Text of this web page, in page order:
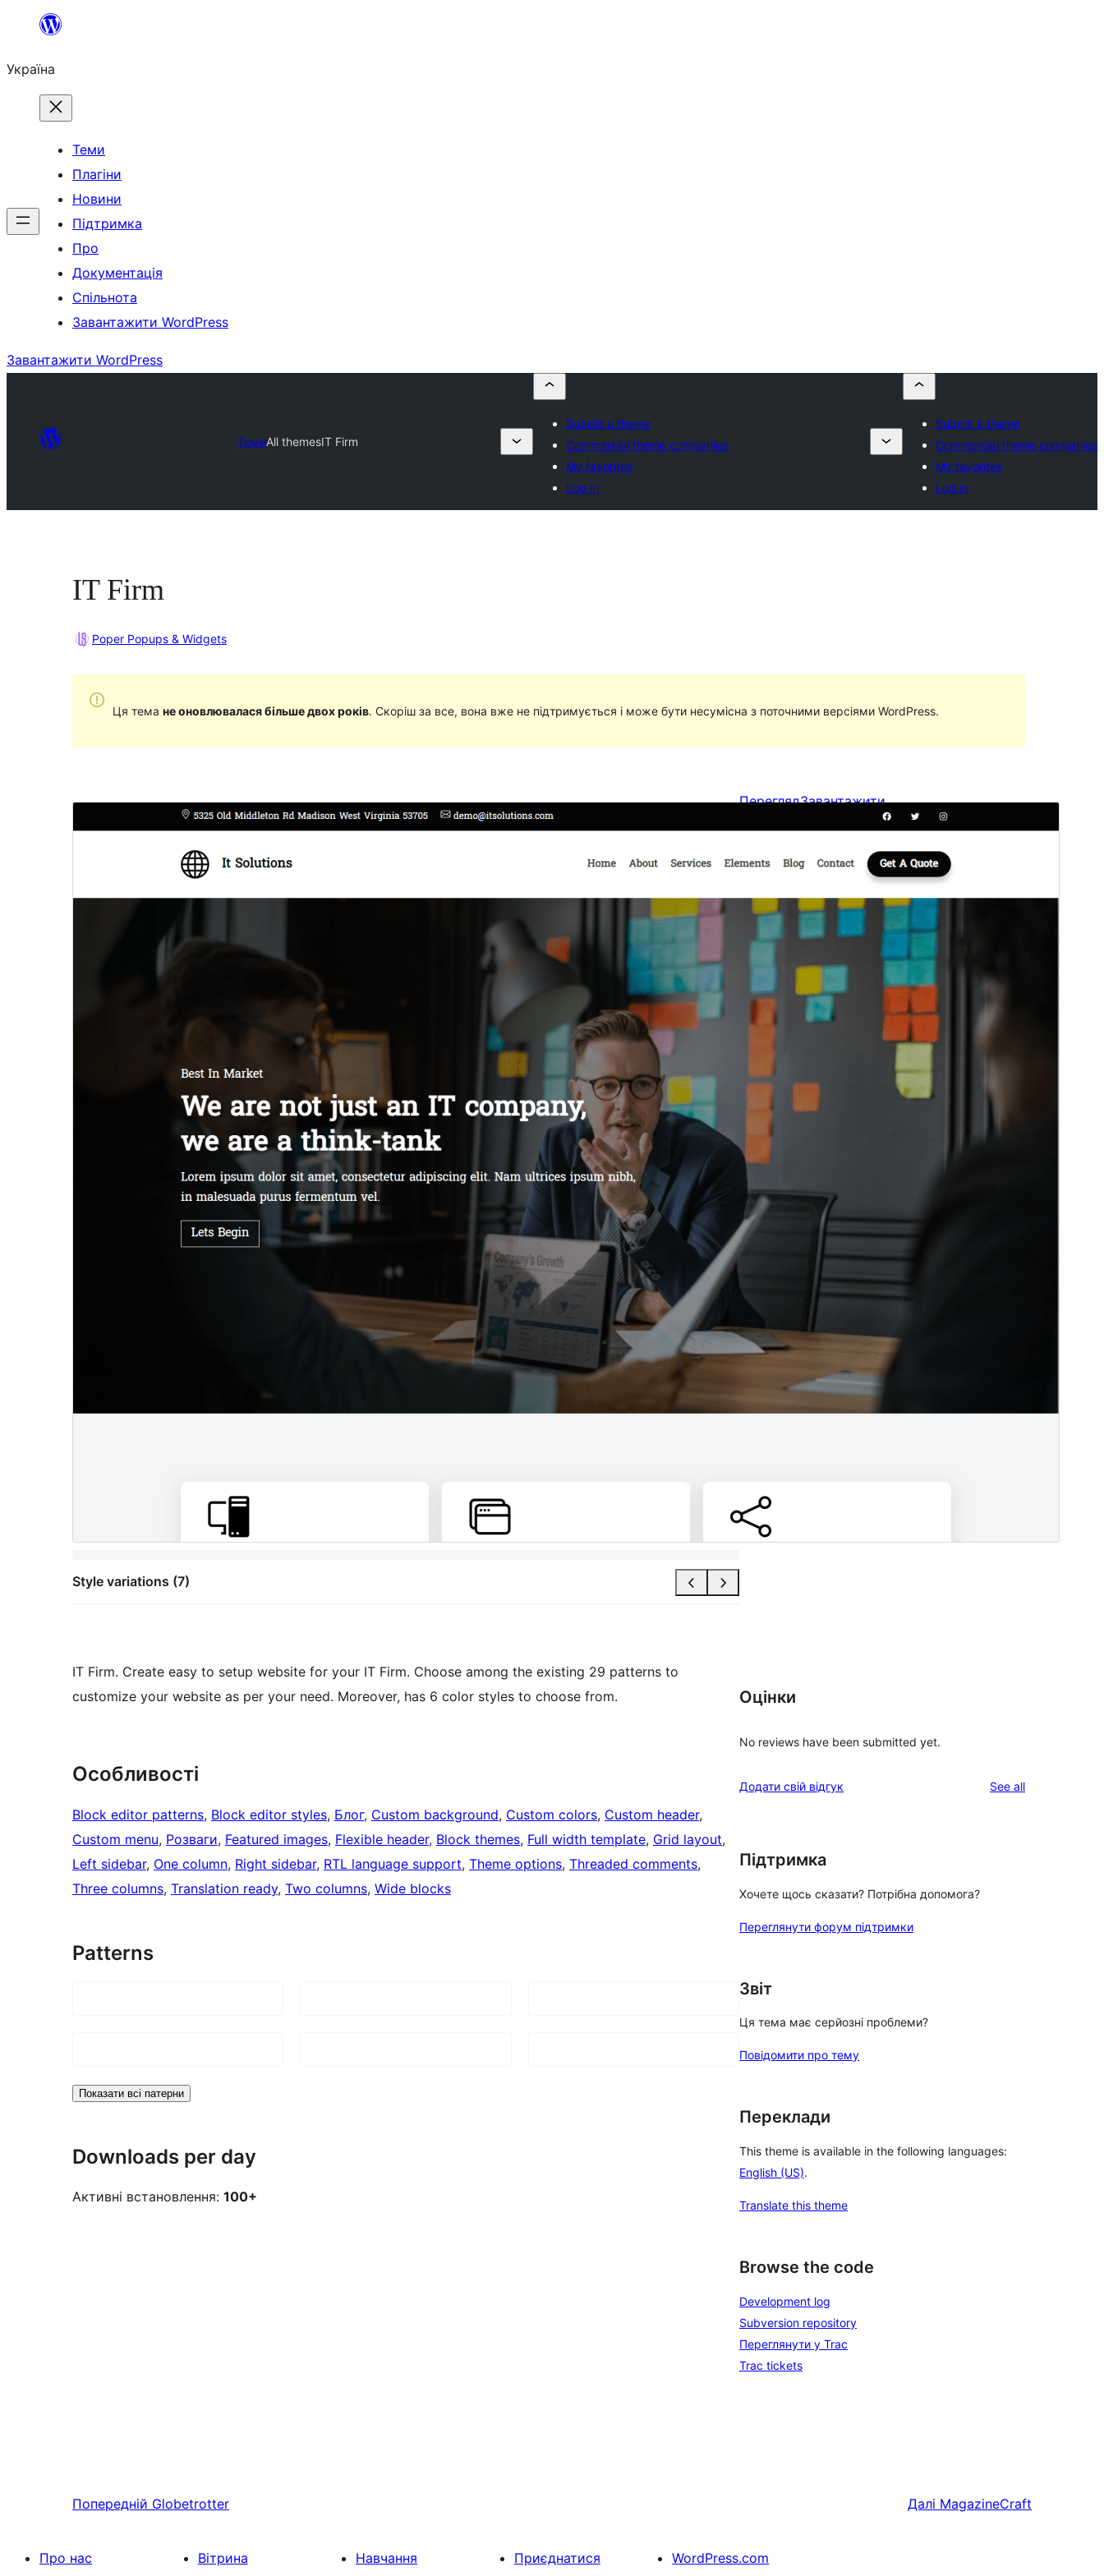
Перейти
вмісту
Україна
Теми
Плагіни
Новини
Підтримка
Про
Документація
Спільнота
Завантажити WordPress
Завантажити WordPress
ТемиAll themesIT Firm
Submit a theme
Commercial theme companies
My favorites
Log in
Submit a theme
Commercial theme companies
My favorites
Log in
IT Firm
Poper Popups & Widgets
Ця тема не оновлювалася більше двох років. Скоріш за все, вона вже не підтримується і може бути несумісна з поточними версіями WordPress.
Style variations (7)
ПереглядЗавантажити
Це тема-нащадок темиGrigora Blocks
Версія
Last updated
27 Жовтня, 2022
Active installations
WordPress version
PHP version
Theme homepage
IT Firm. Create easy to setup website for your IT Firm. Choose among the existing 29 patterns to
customize your website as per your need. Moreover, has 6 color styles to choose from.
Особливості
Block editor patterns, Block editor styles, Блог, Custom background, Custom colors, Custom header
Custom menu, Розваги, Featured images, Flexible header, Block themes, Full width template, Grid layout
Left sidebar, One column, Right sidebar, RTL language support, Theme options, Threaded comments
Three columns, Translation ready, Two columns, Wide blocks
Patterns
Показати всі патерни
Downloads per day
Активні встановлення: 100+
Оцінки
No reviews have been submitted yet.
Додати свій відгук See allreviews
Підтримка
Хочете щось сказати? Потрібна допомога?
Переглянути форум підтримки
Звіт
Ця тема має серйозні проблеми?
Повідомити про тему
Переклади
This theme is available in the following languages:
English (US).
Translate this theme
Browse the code
Development log
Subversion repository
Переглянути у Trac
Trac tickets
Попередній Globetrotter Далі MagazineCraft
Про нас
Вітрина
Навчання
Приєднатися
WordPress.com